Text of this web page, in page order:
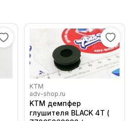
KTM
adv-shop.ru
KTM демпфер
глушителя BLACK 4T (